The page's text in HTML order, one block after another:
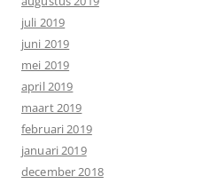
juli 2019
juni 2019
mei 2019
april 2019
maart 2019
februari 2019
januari 2019
december 2018